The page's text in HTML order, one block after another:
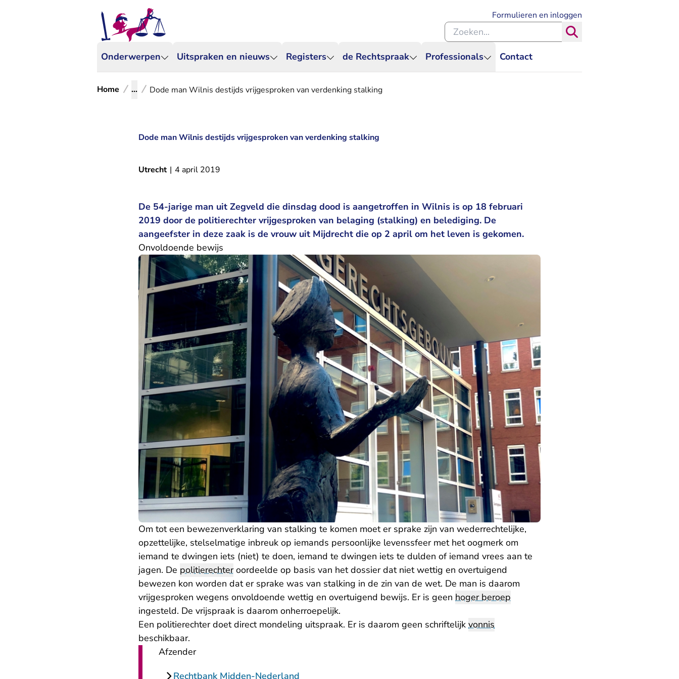
Onderwerpen Uitspraken en nieuws Registers de Rechtspraak Professionals Contact
Formulieren en inloggen
Zoeken binnen de Rechtspraak
Home ... Dode man Wilnis destijds vrijgesproken van verdenking stalking
Dode man Wilnis destijds vrijgesproken van verdenking stalking
Utrecht | 4 april 2019
De 54-jarige man uit Zegveld die dinsdag dood is aangetroffen in Wilnis is op 18 februari
2019 door de politierechter vrijgesproken van belaging (stalking) en belediging. De
aangeefster in deze zaak is de vrouw uit Mijdrecht die op 2 april om het leven is gekomen.
Onvoldoende bewijs
Om tot een bewezenverklaring van stalking te komen moet er sprake zijn van wederrechtelijke,
opzettelijke, stelselmatige inbreuk op iemands persoonlijke levenssfeer met het oogmerk om
iemand te dwingen iets (niet) te doen, iemand te dwingen iets te dulden of iemand vrees aan te
jagen. De politierechteroordeelde op basis van het dossier dat niet wettig en overtuigend
bewezen kon worden dat er sprake was van stalking in de zin van de wet. De man is daarom
vrijgesproken wegens onvoldoende wettig en overtuigend bewijs. Er is geen hoger beroep
ingesteld. De vrijspraak is daarom onherroepelijk.
Een politierechter doet direct mondeling uitspraak. Er is daarom geen schriftelijk vonnis
beschikbaar.
Afzender
Rechtbank Midden-Nederland